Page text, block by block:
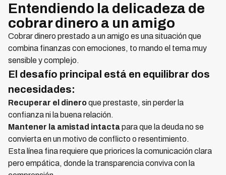
Entendiendo la delicadeza de
cobrar dinero a un amigo
Cobrar dinero prestado a un amigo es una situación que
combina finanzas con emociones, to rnando el tema muy
sensible y complejo.
El desafío principal está en equilibrar dos
necesidades:
Recuperar el dineroque prestaste, sin perder la
confianza ni la buena relación.
Mantener la amistad intactapara que la deuda no se
convierta en un motivo de conflicto o resentimiento.
Esta línea fina requiere que priorices la comunicación clara
pero empática, donde la transparencia conviva con la